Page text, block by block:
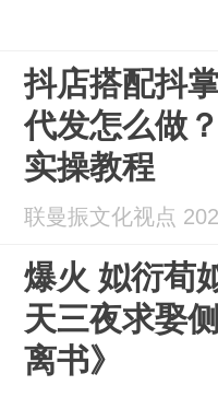
抖店搭配抖
代发怎么做
实操教程
联曼振文化视点
爆火 姒衍荀姒妤《摄政王跪了三
天三夜求娶
离书》